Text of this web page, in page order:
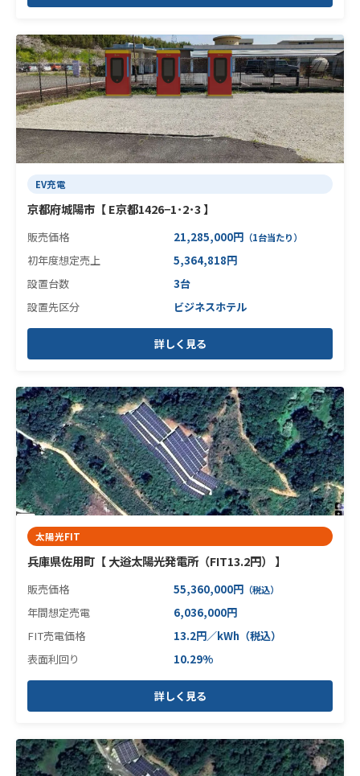
EV充電
京都府城陽市【 E京都1426−1･2･3 】
販売価格 21,285,000円 （1台当たり）
初年度想定売上
5,364,818円
設置台数
3台
設置先区分
ビジネスホテル
詳しく見る
太陽光FIT
兵庫県佐用町【 大逧太陽光発電所（FIT13.2円） 】
販売価格 55,360,000円 （税込）
年間想定売電
6,036,000円
FIT売電価格
13.2円／kWh（税込）
表面利回り
10.29%
詳しく見る